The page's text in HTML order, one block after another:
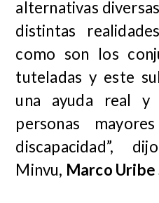
alternativas
distintas
como son los
tuteladas y este
una ayuda real y
personas
discapacidad”,
Minvu, Marco Uribe